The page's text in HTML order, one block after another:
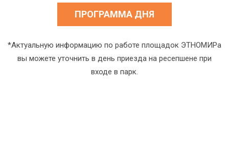
ПРОГРАММА ДНЯ
*Актуальную информацию по работе площадок ЭТНОМИРа
вы можете уточнить в день приезда на ресепшене при
входе в парк.